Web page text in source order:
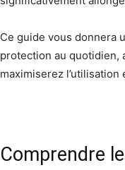
Ce guide vous donnera
protection au quotidien,
maximiserez
Comprendre